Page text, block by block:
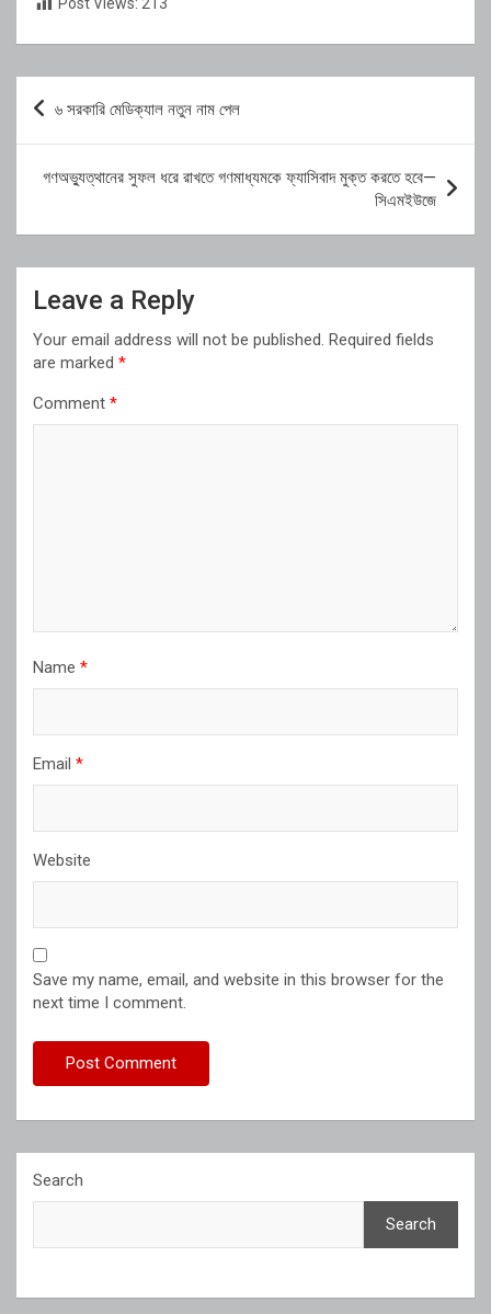
Post Views: 213
Post
navigation
৬ সরকারি মেডিক্যাল নতুন নাম পেল
গণঅভ্যুত্থানের সুফল ধরে রাখতে গণমাধ্যমকে ফ্যাসিবাদ মুক্ত করতে হবে—
সিএমইউজে
Leave a Reply
Your email address will not be published. Required fields
are marked *
Comment *
Name *
Email *
Website
Save my name, email, and website in this browser for the
next time I comment.
Search
Search